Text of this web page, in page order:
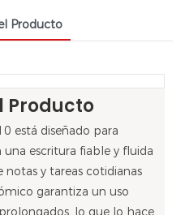
Producto
Producto
está diseñado para
una escritura fiable y fluida
y tareas cotidianas
garantiza un uso
lo que lo hace